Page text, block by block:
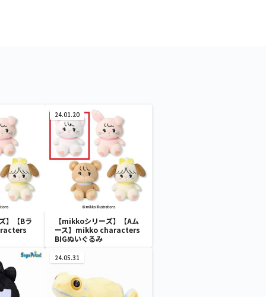
】【Bラ
24.01.20
【mikkoシリーズ】【Aム
ース】mikko characters
BIGぬいぐるみ
24.05.31